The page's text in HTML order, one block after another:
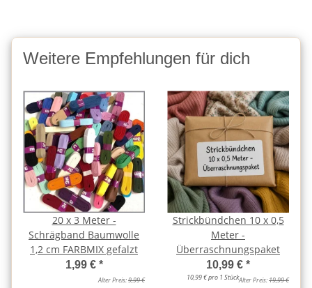
Weitere Empfehlungen für dich
20 x 3 Meter -
Schrägband Baumwolle
1,2 cm FARBMIX gefalzt
1,99 € *
Alter Preis:9,99 €
Strickbündchen 10 x 0,5
Meter -
Überraschnungspaket
10,99 € *
10,99 € pro 1 StückAlter Preis:19,99 €